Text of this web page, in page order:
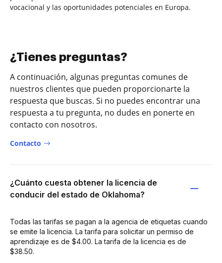
vocacional y las oportunidades potenciales en Europa.
¿Tienes preguntas?
A continuación, algunas preguntas comunes de
nuestros clientes que pueden proporcionarte la
respuesta que buscas. Si no puedes encontrar una
respuesta a tu pregunta, no dudes en ponerte en
contacto con nosotros.
Contacto
¿Cuánto cuesta obtener la licencia de
conducir del estado de Oklahoma?
Todas las tarifas se pagan a la agencia de etiquetas cuando
se emite la licencia. La tarifa para solicitar un permiso de
aprendizaje es de $4.00. La tarifa de la licencia es de
$38.50.